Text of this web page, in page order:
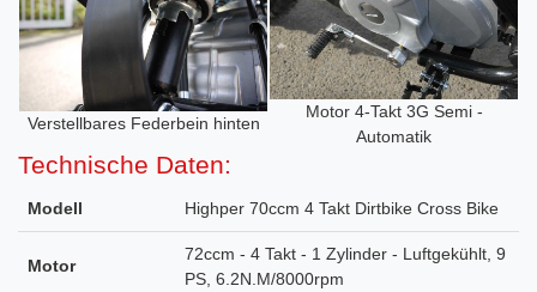
Verstellbares Federbein hinten
Motor 4-Takt 3G Semi -
Automatik
Technische Daten:
Modell Highper 70ccm 4 Takt Dirtbike Cross Bike
Motor
72ccm - 4 Takt - 1 Zylinder - Luftgekühlt, 9
PS, 6.2N.M/8000rpm